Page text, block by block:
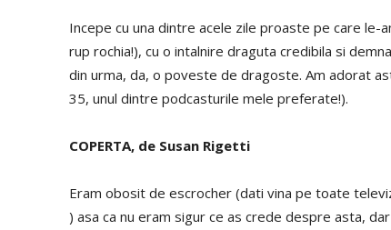
Incepe cu una dintre acele zile proaste pe care
rup rochia!), cu o intalnire draguta credibila si
din urma, da, o poveste de dragoste. Am adorat
35, unul dintre podcasturile mele preferate!).
COPERTA, de Susan Rigetti
Eram obosit de escrocher (dati vina pe toate
) asa ca nu eram sigur ce as crede despre asta,